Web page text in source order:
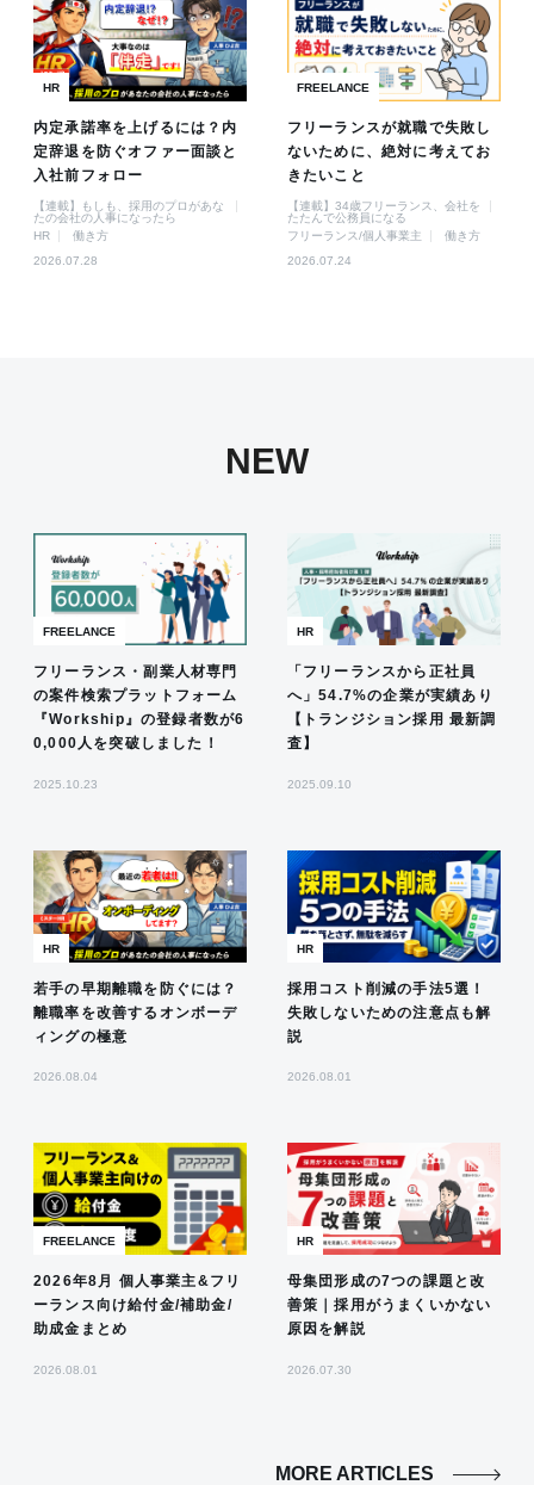
HR
内定承諾率を上げるには？内
定辞退を防ぐオファー面談と
入社前フォロー
【連載】もしも、採用のプロがあな
たの会社の人事になったら
HR
働き方
2026.07.28
FREELANCE
フリーランスが就職で失敗し
ないために、絶対に考えてお
きたいこと
【連載】34歳フリーランス、会社を
たたんで公務員になる
フリーランス/個人事業主
働き方
2026.07.24
NEW
FREELANCE
フリーランス・副業人材専門
の案件検索プラットフォーム
『Workship』の登録者数が6
0,000人を突破しました！
2025.10.23
HR
「フリーランスから正社員
へ」54.7%の企業が実績あり
【トランジション採用 最新調
査】
2025.09.10
HR
若手の早期離職を防ぐには？
離職率を改善するオンボーデ
ィングの極意
2026.08.04
HR
採用コスト削減の手法5選！
失敗しないための注意点も解
説
2026.08.01
FREELANCE
2026年8月 個人事業主&フリ
ーランス向け給付金/補助金/
助成金まとめ
2026.08.01
HR
母集団形成の7つの課題と改
善策｜採用がうまくいかない
原因を解説
2026.07.30
MORE ARTICLES